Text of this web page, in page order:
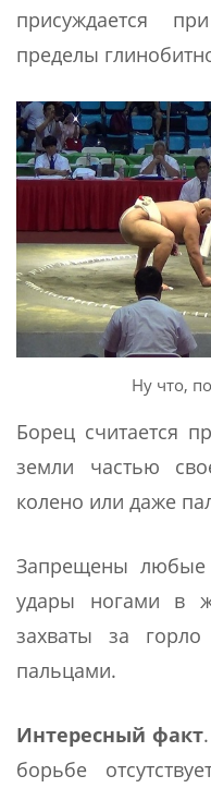
присуждается
пределы
Ну что,
Борец считается
земли частью
колено или даже
Запрещены любые
удары ногами в
захваты за
пальцами.
Интересный факт
борьбе